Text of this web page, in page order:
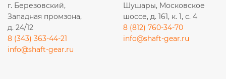
г. Березовский,
Западная промзона,
д. 24/12
8 (343) 363-44-21
info@shaft-gear.ru
Шушары, Московское
шоссе, д. 161, к. 1, с. 4
8 (812) 760-34-70
info@shaft-gear.ru